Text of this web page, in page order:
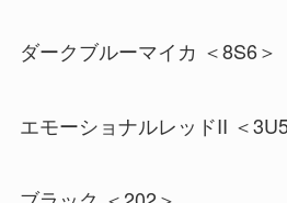
ダークブルーマイカ ＜8S6＞
エモーショナルレッドII ＜